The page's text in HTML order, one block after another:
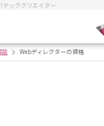
テッククリエイター
談 Webディレクターの資格